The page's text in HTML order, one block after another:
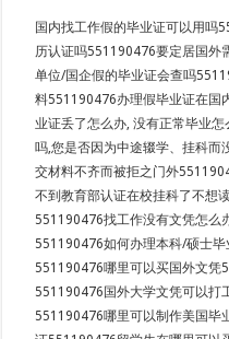
国内找工作假的毕业证可以用吗
历认证吗551190476要定居国外
单位/国企假的毕业证会查吗
料551190476办理假毕业证在国
业证丢了怎么办, 没有正常毕业
吗,您是否因为中途辍学、挂科
交材料不齐而被拒之门外
不到教育部认证在校挂科了不想
551190476找工作没有文凭怎么
551190476如何办理本科/硕士
551190476哪里可以买国外文凭
551190476国外大学文凭可以打
551190476哪里可以制作美国毕